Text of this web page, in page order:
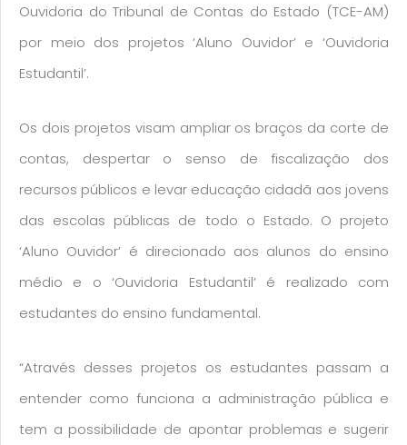
Ouvidoria do Tribunal de Contas do Estado (TCE-AM)
por meio dos projetos ‘Aluno Ouvidor’ e ‘Ouvidoria
Estudantil’.
Os dois projetos visam ampliar os braços da corte de
contas, despertar o senso de fiscalização dos
recursos públicos e levar educação cidadã aos jovens
das escolas públicas de todo o Estado. O projeto
‘Aluno Ouvidor’ é direcionado aos alunos do ensino
médio e o ‘Ouvidoria Estudantil’ é realizado com
estudantes do ensino fundamental.
“Através desses projetos os estudantes passam a
entender como funciona a administração pública e
tem a possibilidade de apontar problemas e sugerir